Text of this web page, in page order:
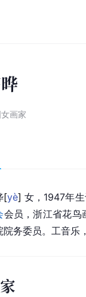
画家
[yè] 女，1947年
会员，浙江省花鸟
院务委员。工音乐